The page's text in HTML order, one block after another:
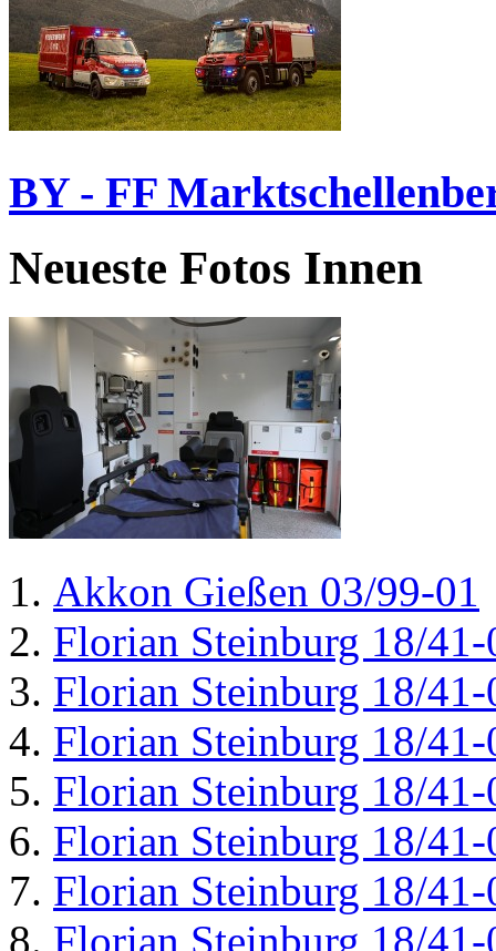
BY - FF
Neueste Fotos Innen
Akkon Gießen 03/99-01
Florian Steinburg 18/41-
Florian Steinburg 18/41-
Florian Steinburg 18/41-
Florian Steinburg 18/41-
Florian Steinburg 18/41-
Florian Steinburg 18/41-
Florian Steinburg 18/41-